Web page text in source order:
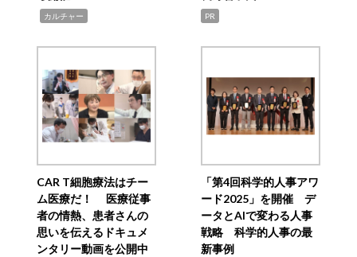
カルチャー PR
CAR T細胞療法はチー
ム医療だ！ 医療従事
者の情熱、患者さんの
思いを伝えるドキュメ
ンタリー動画を公開中
「第4回科学的人事アワ
ード2025」を開催 デ
ータとAIで変わる人事
戦略 科学的人事の最
新事例